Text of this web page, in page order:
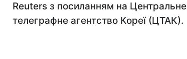
Reuters з посиланням на Центральне
телеграфне агентство Кореї (ЦТАК).